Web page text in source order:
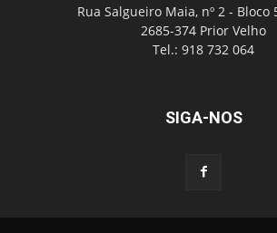
Rua Salgueiro Maia, nº 2 - Bloco
2685-374 Prior Velho
Tel.: 918 732 064
SIGA-NOS